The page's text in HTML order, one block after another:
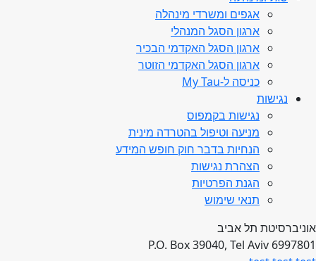
אגפים ומשרדי מינהלה
ארגון הסגל המנהלי
ארגון הסגל האקדמי הבכיר
ארגון הסגל האקדמי הזוטר
כניסה ל-My Tau
נגישות
נגישות בקמפוס
מניעה וטיפול בהטרדה מינית
הנחיות בדבר חוק חופש המידע
הצהרת נגישות
הגנת הפרטיות
תנאי שימוש
אוניברסיטת תל אביב
P.O. Box 39040, Tel Aviv 6997801